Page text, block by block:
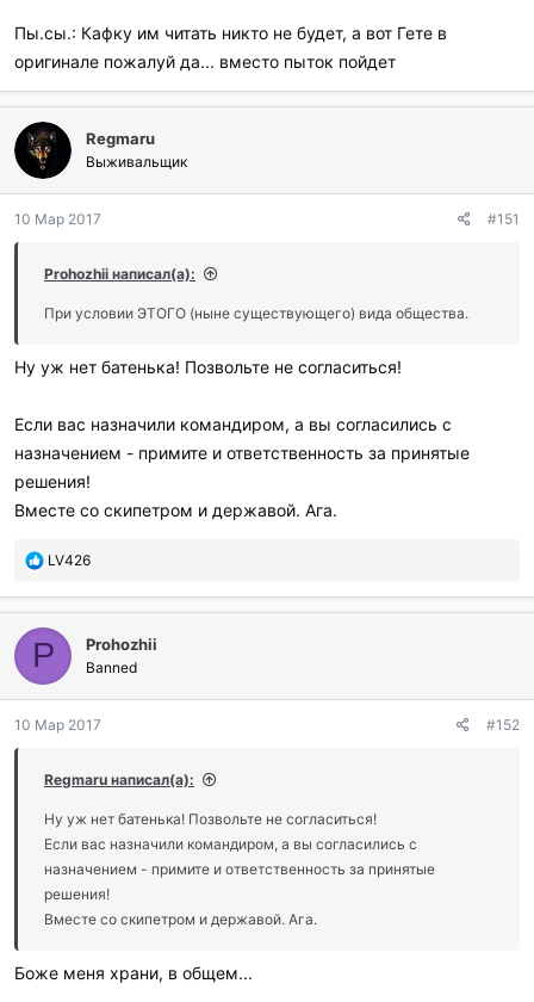
Пы.сы.: Кафку им читать никто не будет, а вот Гете в
оригинале пожалуй да... вместо пыток пойдет
Regmaru
Выживальщик
10 Мар 2017 #151
Prohozhii написал(а):
При условии ЭТОГО (ныне существующего) вида общества.
Ну уж нет батенька! Позвольте не согласиться!
Если вас назначили командиром, а вы согласились с
назначением - примите и ответственность за принятые
решения!
Вместе со скипетром и державой. Ага.
П
б
а
о
а
и
и
:
LV426
P Prohozhii
Banned
10 Мар 2017 #152
Regmaru написал(а):
Ну уж нет батенька! Позвольте не согласиться!
Если вас назначили командиром, а вы согласились с
назначением - примите и ответственность за принятые
решения!
Вместе со скипетром и державой. Ага.
Боже меня храни, в общем...